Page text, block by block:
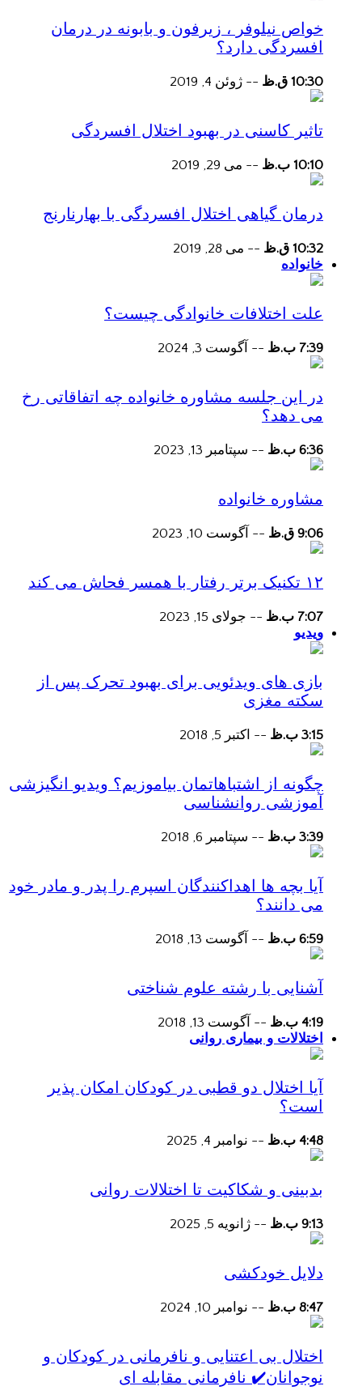
خواص نیلوفر ، زیرفون و بابونه در درمان
افسردگی دارد؟
10:30 ق.ظ -- ژوئن 4, 2019
تاثیر کاسنی در بهبود اختلال افسردگی
10:10 ب.ظ -- می 29, 2019
درمان گیاهی اختلال افسردگی با بهارنارنج
10:32 ق.ظ -- می 28, 2019
خانواده
علت اختلافات خانوادگی چیست؟
7:39 ب.ظ -- آگوست 3, 2024
در این جلسه مشاوره خانواده چه اتفاقاتی رخ
می دهد؟
6:36 ب.ظ -- سپتامبر 13, 2023
مشاوره خانواده
9:06 ق.ظ -- آگوست 10, 2023
۱۲ تکنیک برتر رفتار با همسر فحاش می کند
7:07 ب.ظ -- جولای 15, 2023
ویدیو
بازی های ویدئویی برای بهبود تحرک پس از
سکته مغزی
3:15 ب.ظ -- اکتبر 5, 2018
چگونه از اشتباهاتمان بیاموزیم؟ ویدیو انگیزشی
آموزشی روانشناسی
3:39 ب.ظ -- سپتامبر 6, 2018
آیا بچه ها اهداکنندگان اسپرم را پدر و مادر خود
می دانند؟
6:59 ب.ظ -- آگوست 13, 2018
آشنایی با رشته علوم شناختی
4:19 ب.ظ -- آگوست 13, 2018
اختلالات و بیماری روانی
آیا اختلال دو قطبی در کودکان امکان پذیر
است؟
4:48 ب.ظ -- نوامبر 4, 2025
بدبینی و شکاکیت تا اختلالات روانی
9:13 ب.ظ -- ژانویه 5, 2025
دلایل خودکشی
8:47 ب.ظ -- نوامبر 10, 2024
اختلال بی اعتنایی و نافرمانی در کودکان و
نوجوانان✔️ نافرمانی مقابله ای